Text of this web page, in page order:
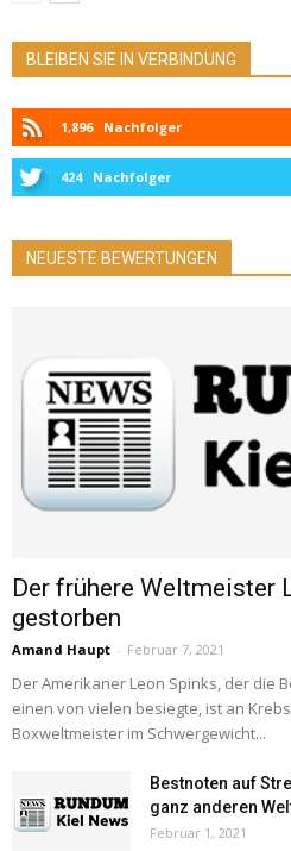
BLEIBEN SIE IN VERBINDUNG
1,896 Nachfolger
424 Nachfolger
NEUESTE BEWERTUNGEN
Der frühere Weltmeister
gestorben
Amand Haupt - Februar 7, 2021
Der Amerikaner Leon Spinks, der die
einen von vielen besiegte, ist an
Boxweltmeister im Schwergewicht...
Bestnoten auf
ganz anderen
Februar 1, 2021